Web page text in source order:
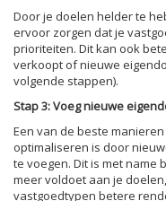
Door je doelen helder te
ervoor zorgen dat je
prioriteiten. Dit kan ook
verkoopt of nieuwe
volgende stappen).
Stap 3: Voeg nieuwe
Een van de beste
optimaliseren is door
te voegen. Dit is met name
meer voldoet aan je
vastgoedtypen betere